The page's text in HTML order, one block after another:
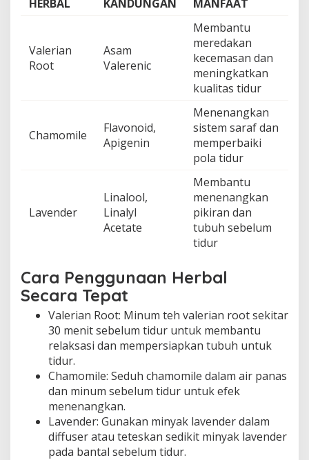
HERBAL KANDUNGAN MANFAAT
Valerian
Root
Asam
Valerenic
Membantu
meredakan
kecemasan dan
meningkatkan
kualitas tidur
Chamomile
Flavonoid,
Apigenin
Menenangkan
sistem saraf dan
memperbaiki
pola tidur
Lavender
Linalool,
Linalyl
Acetate
Membantu
menenangkan
pikiran dan
tubuh sebelum
tidur
Cara Penggunaan Herbal
Secara Tepat
Valerian Root: Minum teh valerian root sekitar
30 menit sebelum tidur untuk membantu
relaksasi dan mempersiapkan tubuh untuk
tidur.
Chamomile: Seduh chamomile dalam air panas
dan minum sebelum tidur untuk efek
menenangkan.
Lavender: Gunakan minyak lavender dalam
diffuser atau teteskan sedikit minyak lavender
pada bantal sebelum tidur.